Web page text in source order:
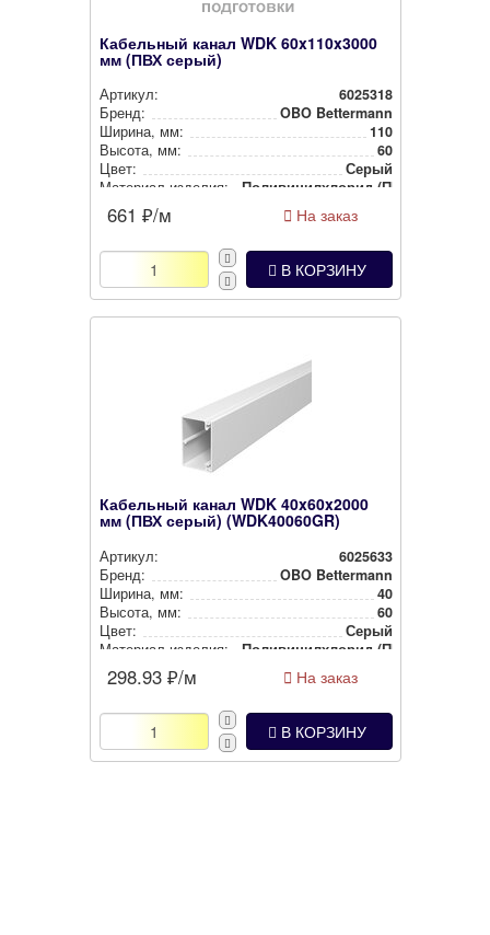
Кабельный канал WDK 60x110x3000
мм (ПВХ серый)
Артикул:
6025318
Бренд:
OBO Bettermann
Ширина, мм:
110
Высота, мм:
60
Цвет:
Серый
Материал изделия:
Поли­ви­нил­хло­рид (ПВХ)
661 ₽/м На заказ
В КОРЗИНУ
Кабельный канал WDK 40x60x2000
мм (ПВХ серый) (WDK40060GR)
Артикул:
6025633
Бренд:
OBO Bettermann
Ширина, мм:
40
Высота, мм:
60
Цвет:
Серый
Материал изделия:
Поли­ви­нил­хло­рид (ПВХ)
Материал изделия:
298.93 ₽/м На заказ
В КОРЗИНУ